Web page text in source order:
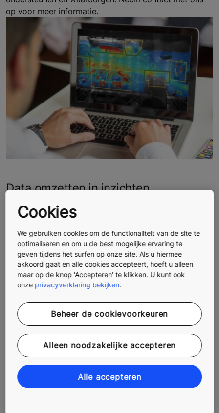
op voor meer informatie.
Data omzetten in inzichten
Wil u een veilige en vlotte beleving voor uw
kantoorhuurders verzekeren? KONE's op maat
gemaakte analyse van het liftverkeer, het rapport over
people flow en een portfolio met gezondheids- en
welzijnsoplossingen zullen helpen om gebouwen voor
te bereiden op de nieuwe norm. Contacteer ons voor
meer informatie.
Cookies
We gebruiken cookies om de functionaliteit van de site te
optimaliseren en om u de best mogelijke ervaring te
geven tijdens het surfen op onze site. Als u hiermee
akkoord gaat en alle cookies accepteert, hoeft u alleen
maar op de knop 'Accepteren' te klikken. U kunt ook
onze privacyverklaring bekijken.
Beheer de cookievoorkeuren
Alleen noodzakelijke accepteren
Alle accepteren